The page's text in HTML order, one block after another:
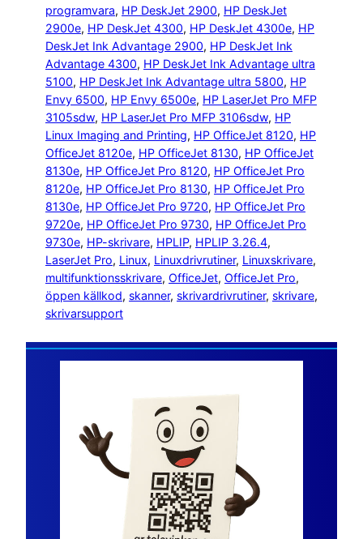
programvara, HP DeskJet 2900, HP DeskJet
2900e, HP DeskJet 4300, HP DeskJet 4300e, HP
DeskJet Ink Advantage 2900, HP DeskJet Ink
Advantage 4300, HP DeskJet Ink Advantage ultra
5100, HP DeskJet Ink Advantage ultra 5800, HP
Envy 6500, HP Envy 6500e, HP LaserJet Pro MFP
3105sdw, HP LaserJet Pro MFP 3106sdw, HP
Linux Imaging and Printing, HP OfficeJet 8120, HP
OfficeJet 8120e, HP OfficeJet 8130, HP OfficeJet
8130e, HP OfficeJet Pro 8120, HP OfficeJet Pro
8120e, HP OfficeJet Pro 8130, HP OfficeJet Pro
8130e, HP OfficeJet Pro 9720, HP OfficeJet Pro
9720e, HP OfficeJet Pro 9730, HP OfficeJet Pro
9730e, HP-skrivare, HPLIP, HPLIP 3.26.4
LaserJet Pro, Linux, Linuxdrivrutiner, Linuxskrivare
multifunktionsskrivare, OfficeJet, OfficeJet Pro
öppen källkod, skanner, skrivardrivrutiner, skrivare
skrivarsupport